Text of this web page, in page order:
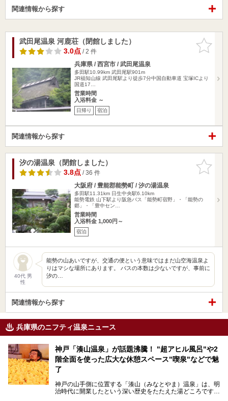
関連情報から探す
お気に入
りに追加
武田尾温泉 河鹿荘（閉館しました）
3.0点/ 2 件
兵庫県 / 西宮市 / 武田尾温泉
多田駅10.99km 武田尾駅901m
JR福知山線 武田尾駅より徒歩7分中国自動車道 宝塚ICより
国道17…
営業時間
入浴料金 ～
日帰り 宿泊
関連情報から探す
お気に入
りに追加
汐の湯温泉（閉館しました）
3.8点/ 36 件
大阪府 / 豊能郡能勢町 / 汐の湯温泉
多田駅11.31km 日生中央駅6.10km
能勢電鉄 山下駅より阪急バス「能勢町宿野」・「能勢の
郷」・「豊中セン…
営業時間
入浴料金 1,000円～
宿泊
40代 男
性
能勢の山あいですが、交通の便という意味ではまだ山空海温泉よ
りはマシな場所にあります。 バスの本数は少ないですが、事前に
汐の…
関連情報から探す
兵庫県のニフティ温泉ニュース
神戸「湊山温泉」が話題沸騰！ "超アヒル風呂"や2
階全面を使った広大な休憩スペース"喫泉"などで魅
了
神戸の山手側に位置する「湊山（みなとやま）温泉」は、明
治時代に開業したという深い歴史をたたえた湯どころです。